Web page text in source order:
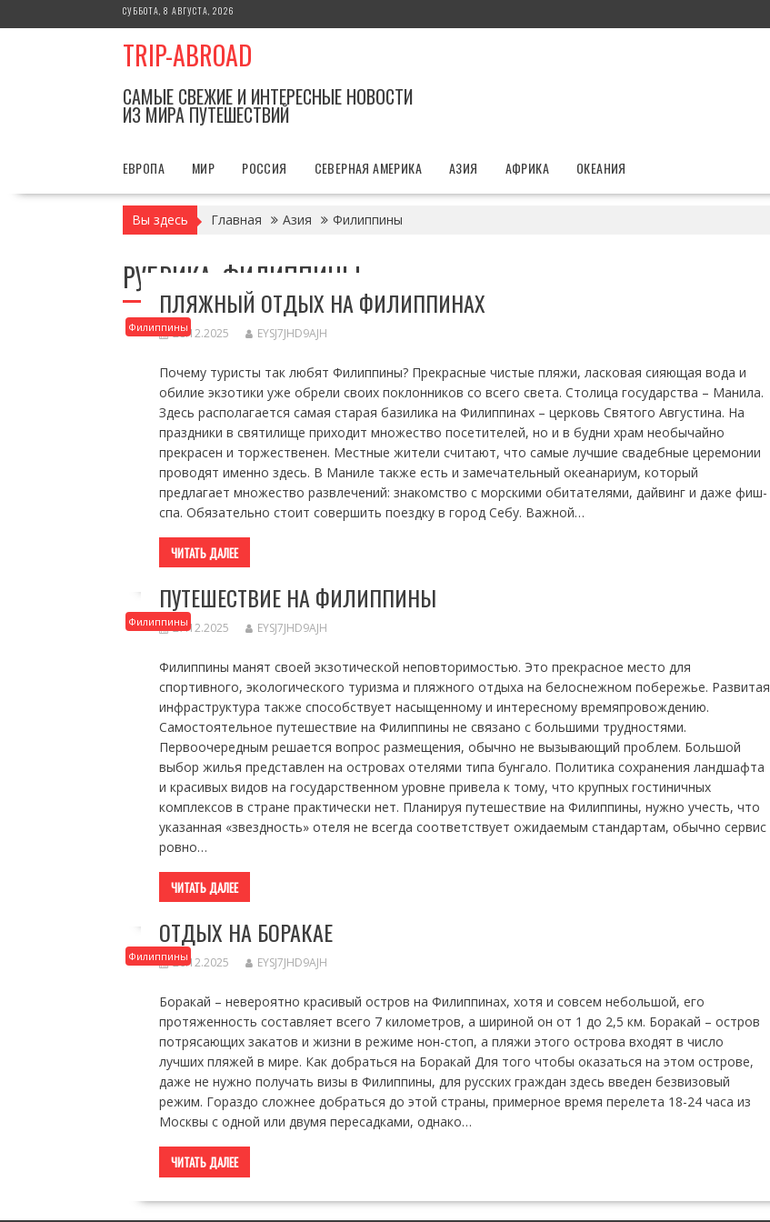
к
СУББОТА, 8 АВГУСТА, 2026
TRIP-ABROAD
САМЫЕ СВЕЖИЕ И ИНТЕРЕСНЫЕ НОВОСТИ
ИЗ МИРА ПУТЕШЕСТВИЙ
ЕВРОПА МИР РОССИЯ СЕВЕРНАЯ АМЕРИКА АЗИЯ АФРИКА ОКЕАНИЯ
Вы здесь Главная Азия Филиппины
РУБРИКА: ФИЛИППИНЫ
Филиппины
ПЛЯЖНЫЙ ОТДЫХ НА ФИЛИППИНАХ
28.12.2025 EYSJ7JHD9AJH
Почему туристы так любят Филиппины? Прекрасные чистые пляжи, ласковая сияющая вода и
обилие экзотики уже обрели своих поклонников со всего света. Столица государства – Манила.
Здесь располагается самая старая базилика на Филиппинах – церковь Святого Августина. На
праздники в святилище приходит множество посетителей, но и в будни храм необычайно
прекрасен и торжественен. Местные жители считают, что самые лучшие свадебные церемонии
проводят именно здесь. В Маниле также есть и замечательный океанариум, который
предлагает множество развлечений: знакомство с морскими обитателями, дайвинг и даже фиш-
спа. Обязательно стоит совершить поездку в город Себу. Важной…
ЧИТАТЬ ДАЛЕЕ
Филиппины
ПУТЕШЕСТВИЕ НА ФИЛИППИНЫ
27.12.2025 EYSJ7JHD9AJH
Филиппины манят своей экзотической неповторимостью. Это прекрасное место для
спортивного, экологического туризма и пляжного отдыха на белоснежном побережье. Развитая
инфраструктура также способствует насыщенному и интересному времяпровождению.
Самостоятельное путешествие на Филиппины не связано с большими трудностями.
Первоочередным решается вопрос размещения, обычно не вызывающий проблем. Большой
выбор жилья представлен на островах отелями типа бунгало. Политика сохранения ландшафта
и красивых видов на государственном уровне привела к тому, что крупных гостиничных
комплексов в стране практически нет. Планируя путешествие на Филиппины, нужно учесть, что
указанная «звездность» отеля не всегда соответствует ожидаемым стандартам, обычно сервис
ровно…
ЧИТАТЬ ДАЛЕЕ
Филиппины
ОТДЫХ НА БОРАКАЕ
26.12.2025 EYSJ7JHD9AJH
Боракай – невероятно красивый остров на Филиппинах, хотя и совсем небольшой, его
протяженность составляет всего 7 километров, а шириной он от 1 до 2,5 км. Боракай – остров
потрясающих закатов и жизни в режиме нон-стоп, а пляжи этого острова входят в число
лучших пляжей в мире. Как добраться на Боракай Для того чтобы оказаться на этом острове,
даже не нужно получать визы в Филиппины, для русских граждан здесь введен безвизовый
режим. Гораздо сложнее добраться до этой страны, примерное время перелета 18-24 часа из
Москвы с одной или двумя пересадками, однако…
ЧИТАТЬ ДАЛЕЕ